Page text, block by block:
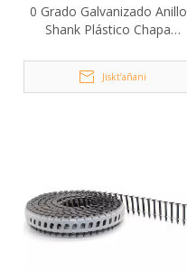
0 Grado Galvanizado Anillo
Shank Plástico Chapa
Jiskt’añani